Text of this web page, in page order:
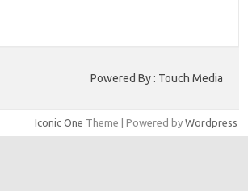
Powered By : Touch Media
Iconic One Theme | Powered by Wordpress